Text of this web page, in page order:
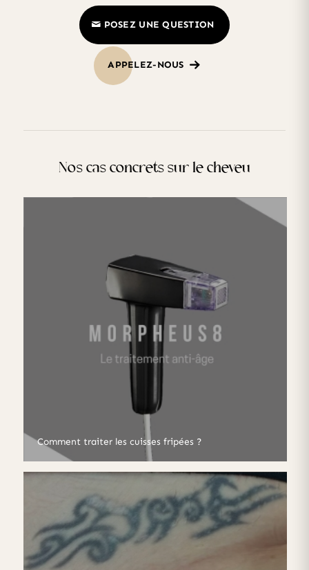
POSEZ UNE QUESTION
APPELEZ-NOUS
Nos cas concrets sur le cheveu
Comment traiter les cuisses fripées ?